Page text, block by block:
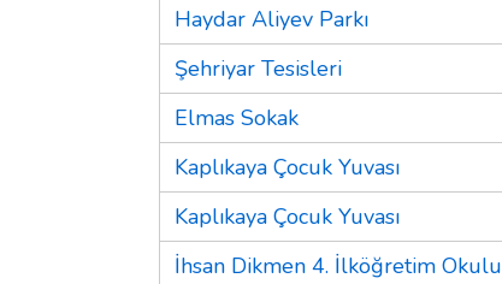
Haydar Aliyev Parkı
Şehriyar Tesisleri
Elmas Sokak
Kaplıkaya Çocuk Yuvası
Kaplıkaya Çocuk Yuvası
İhsan Dikmen 4. İlköğretim Okulu